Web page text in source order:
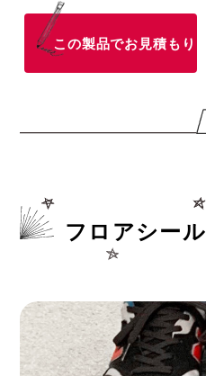
この製品でお見積もり
フロアシール